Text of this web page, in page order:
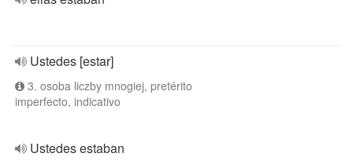
Ustedes [estar]
3. osoba liczby mnogiej, pretérito
imperfecto, indicativo
Ustedes estaban